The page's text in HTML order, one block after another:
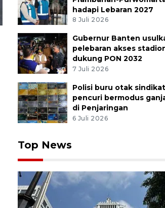
Sejumlah wisatawan domestik
Kota Lama, Semarang, Jawa Tengah,
dan Ekonomi Kreatif Jawa Tengah
pada Kuartal-I 2026 tumbuh positif
baik wisatawan nusantara dan
dibandingkan periode yang sama
FOTO/Makna Zaezar/wsj.
hadapi Lebaran 2027
8 Juli 2026
Gubernur Banten
pelebaran akses
dukung PON 2032
7 Juli 2026
Polisi buru otak sindikat
pencuri bermodus
di Penjaringan
6 Juli 2026
Top News